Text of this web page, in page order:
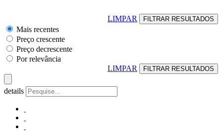
LIMPAR
Mais recentes
Preço crescente
Preço decrescente
Por relevância
LIMPAR
details